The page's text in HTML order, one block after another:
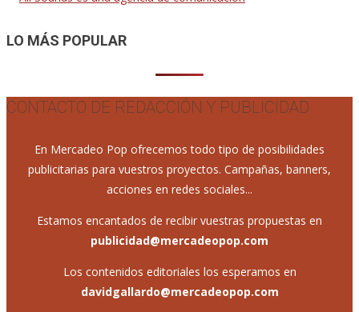
LO MÁS POPULAR
CONTACTO DE REDACCIÓN Y PUBLICIDAD
En Mercadeo Pop ofrecemos todo tipo de posibilidades
publicitarias para vuestros proyectos. Campañas, banners,
acciones en redes sociales...
Estamos encantados de recibir vuestras propuestas en
publicidad@mercadeopop.com
Los contenidos editoriales los esperamos en
davidgallardo@mercadeopop.com